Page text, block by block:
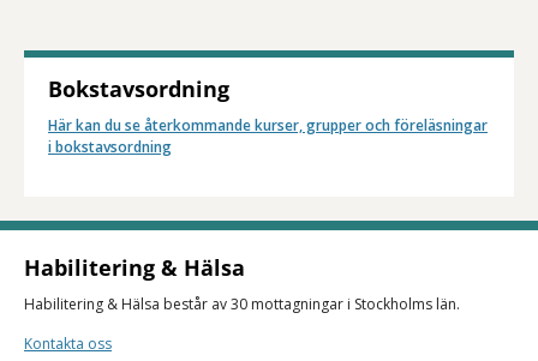
Bokstavsordning
Här kan du se återkommande kurser, grupper och föreläsningar
i bokstavsordning
Habilitering & Hälsa
Habilitering & Hälsa består av 30 mottagningar i Stockholms län.
Kontakta oss